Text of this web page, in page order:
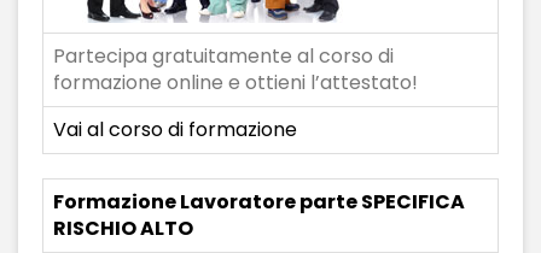
Partecipa gratuitamente al corso di
formazione online e ottieni l’attestato!
Vai al corso di formazione
Formazione Lavoratore parte SPECIFICA
RISCHIO ALTO